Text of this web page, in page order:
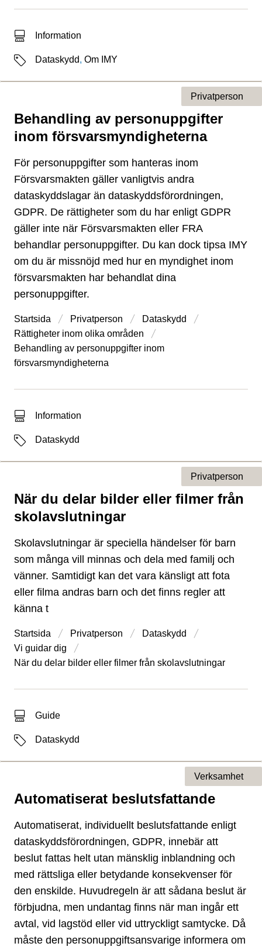
Typ av sökträff
Information
EtiketterDataskydd, Om IMY
Behandling av personuppgifter
inom försvarsmyndigheterna
Typ av sida
Privatperson
För personuppgifter som hanteras inom
Försvarsmakten gäller vanligtvis andra
dataskyddslagar än dataskyddsförordningen,
GDPR. De rättigheter som du har enligt GDPR
gäller inte när Försvarsmakten eller FRA
behandlar personuppgifter. Du kan dock tipsa IMY
om du är missnöjd med hur en myndighet inom
försvarsmakten har behandlat dina
personuppgifter.
Startsida Privatperson
Dataskydd
Rättigheter inom olika områden
Behandling av personuppgifter inom
försvarsmyndigheterna
Typ av sökträff
Information
EtiketterDataskydd
När du delar bilder eller filmer från
skolavslutningar
Typ av sida
Privatperson
Skolavslutningar är speciella händelser för barn
som många vill minnas och dela med familj och
vänner. Samtidigt kan det vara känsligt att fota
eller filma andras barn och det finns regler att
känna t
Startsida Privatperson
Dataskydd
Vi guidar dig
När du delar bilder eller filmer från skolavslutningar
Typ av sökträff
Guide
EtiketterDataskydd
Automatiserat beslutsfattande
Typ av sida
Verksamhet
Automatiserat, individuellt beslutsfattande enligt
dataskyddsförordningen, GDPR, innebär att
beslut fattas helt utan mänsklig inblandning och
med rättsliga eller betydande konsekvenser för
den enskilde. Huvudregeln är att sådana beslut är
förbjudna, men undantag finns när man ingår ett
avtal, vid lagstöd eller vid uttryckligt samtycke. Då
måste den personuppgiftsansvarige informera om